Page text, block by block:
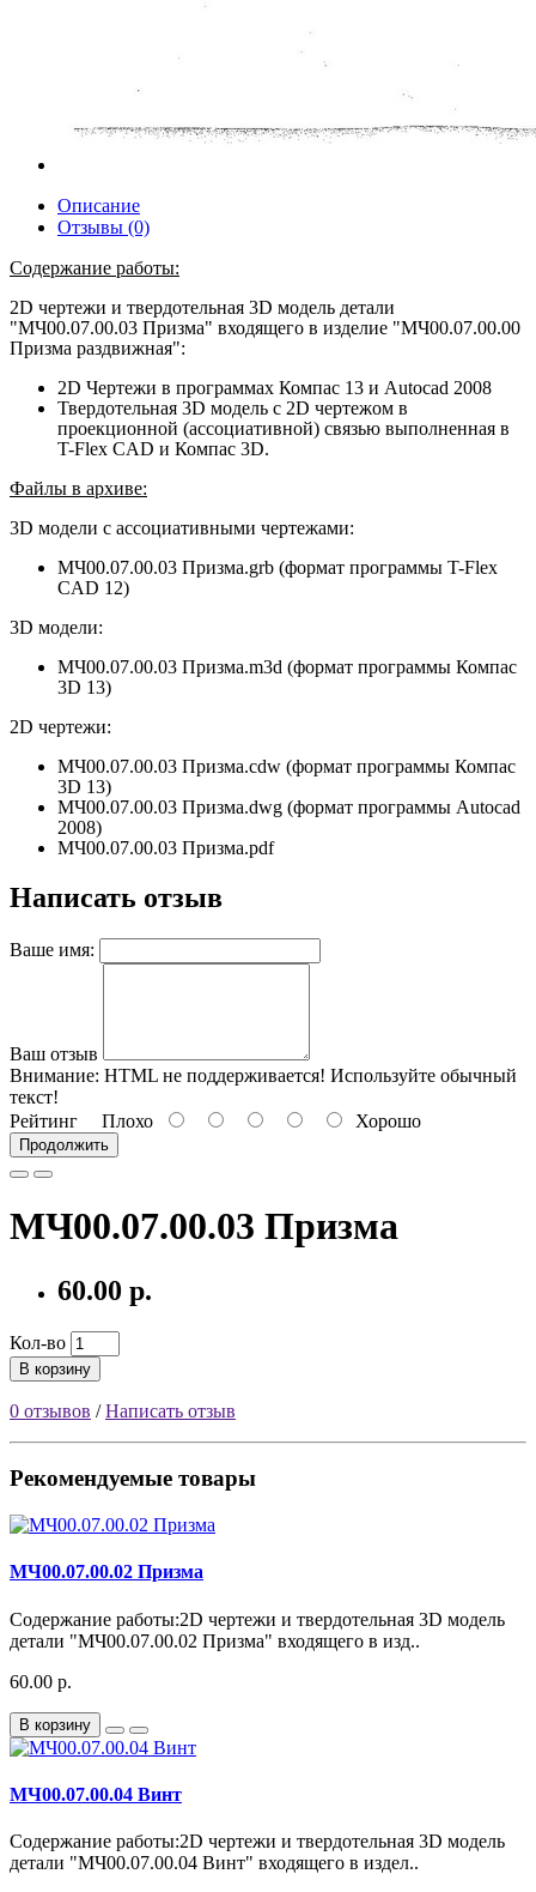
Описание
Отзывы (0)
Содержание работы:
2D чертежи и твердотельная 3D модель детали
"МЧ00.07.00.03 Призма" входящего в изделие "МЧ00.07.00.00
Призма раздвижная":
2D Чертежи в программах Компас 13 и Autocad 2008
Твердотельная 3D модель с 2D чертежом в
проекционной (ассоциативной) связью выполненная в
T-Flex CAD и Компас 3D.
Файлы в архиве:
3D модели с ассоциативными чертежами:
МЧ00.07.00.03 Призма.grb (формат программы T-Flex
CAD 12)
3D модели:
МЧ00.07.00.03 Призма.m3d (формат программы Компас
3D 13)
2D чертежи:
МЧ00.07.00.03 Призма.cdw (формат программы Компас
3D 13)
МЧ00.07.00.03 Призма.dwg (формат программы Autocad
2008)
МЧ00.07.00.03 Призма.pdf
Написать отзыв
Ваше имя:
Ваш отзыв
Внимание: HTML не поддерживается! Используйте обычный
текст!
Рейтинг Плохо Хорошо
Продолжить
МЧ00.07.00.03 Призма
60.00 р.
Кол-во
В корзину
0 отзывов /Написать отзыв
Рекомендуемые товары
МЧ00.07.00.02 Призма
Содержание работы:2D чертежи и твердотельная 3D модель
детали "МЧ00.07.00.02 Призма" входящего в изд..
60.00 р.
В корзину
МЧ00.07.00.04 Винт
Содержание работы:2D чертежи и твердотельная 3D модель
детали "МЧ00.07.00.04 Винт" входящего в издел..